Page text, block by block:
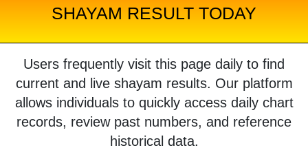
SHAYAM RESULT TODAY
Users frequently visit this page daily to find
current and live shayam results. Our platform
allows individuals to quickly access daily chart
records, review past numbers, and reference
historical data.